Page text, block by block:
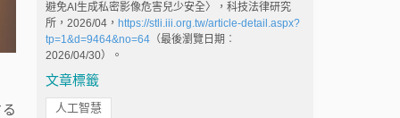
避免AI生成私密影像危害兒少安全〉，科技法律研究
所，2026/04， https://stli.iii.org.tw/article-detail.aspx?
tp=1&d=9464&no=64（最後瀏覽日期︰
2026/04/30）。
文章標籤
人工智慧